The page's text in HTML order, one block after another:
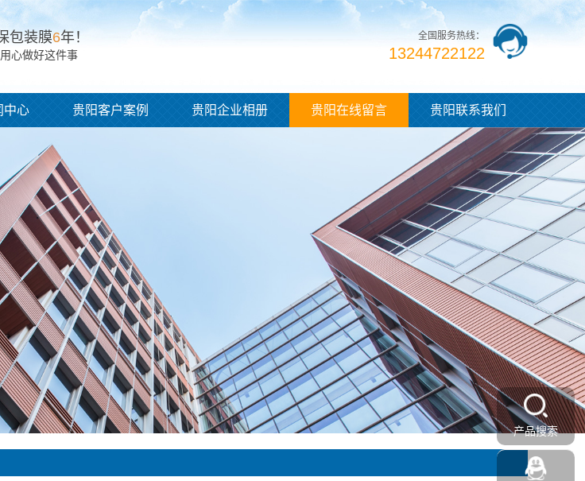
包装膜6年！
心做好这件事
全国服务热线：
13244722122
中心 贵阳客户案例 贵阳企业相册 贵阳在线留言 贵阳联系我们
产品搜索